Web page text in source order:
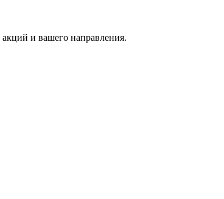
акций и вашего направления.